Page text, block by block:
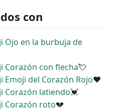
con
Ojo en la burbuja de
Corazón con flecha💘
Emoji del Corazón Rojo❤
Corazón latiendo💓
Corazón roto💔